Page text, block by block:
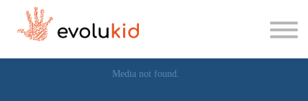
Etablissements scolaires